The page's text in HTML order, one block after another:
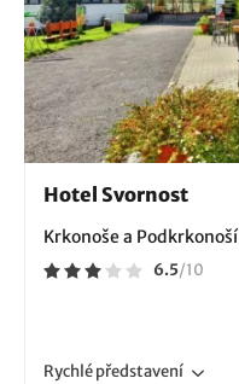
Hotel Svornost
Krkonoše a Podkrkonoší
6.5/10
Rychlépředstavení